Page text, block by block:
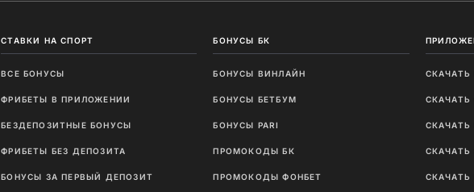
СТАВКИ НА СПОРТ
ВСЕ БОНУСЫ
ФРИБЕТЫ В ПРИЛОЖЕНИИ
БЕЗДЕПОЗИТНЫЕ БОНУСЫ
ФРИБЕТЫ БЕЗ ДЕПОЗИТА
БОНУСЫ ЗА ПЕРВЫЙ ДЕПОЗИТ
БОНУСЫ БК
БОНУСЫ ВИНЛАЙН
БОНУСЫ БЕТБУМ
БОНУСЫ PARI
ПРОМОКОДЫ БК
ПРОМОКОДЫ ФОНБЕТ
СКАЧАТЬ
СКАЧАТЬ
СКАЧАТЬ
СКАЧАТЬ
СКАЧАТЬ